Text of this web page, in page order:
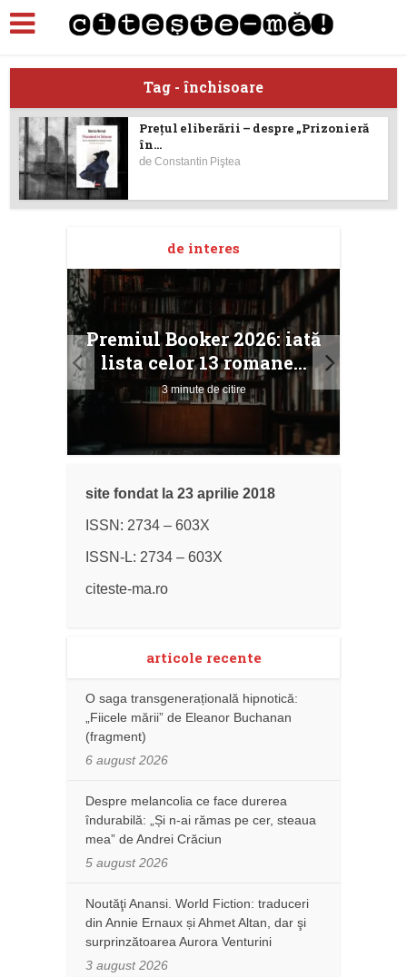
Tag - închisoare
Preţul eliberării – despre „Prizonieră
în...
deConstantin Piştea
de interes
Premiul Booker 2026: iată
lista celor 13 romane...
3 minute de citire
site fondat la 23 aprilie 2018
ISSN: 2734 – 603X
ISSN-L: 2734 – 603X
citeste-ma.ro
articole recente
O saga transgenerațională hipnotică:
„Fiicele mării” de Eleanor Buchanan
(fragment)
6 august 2026
Despre melancolia ce face durerea
îndurabilă: „Și n-ai rămas pe cer, steaua
mea” de Andrei Crăciun
5 august 2026
Noutăţi Anansi. World Fiction: traduceri
din Annie Ernaux și Ahmet Altan, dar şi
surprinzătoarea Aurora Venturini
3 august 2026